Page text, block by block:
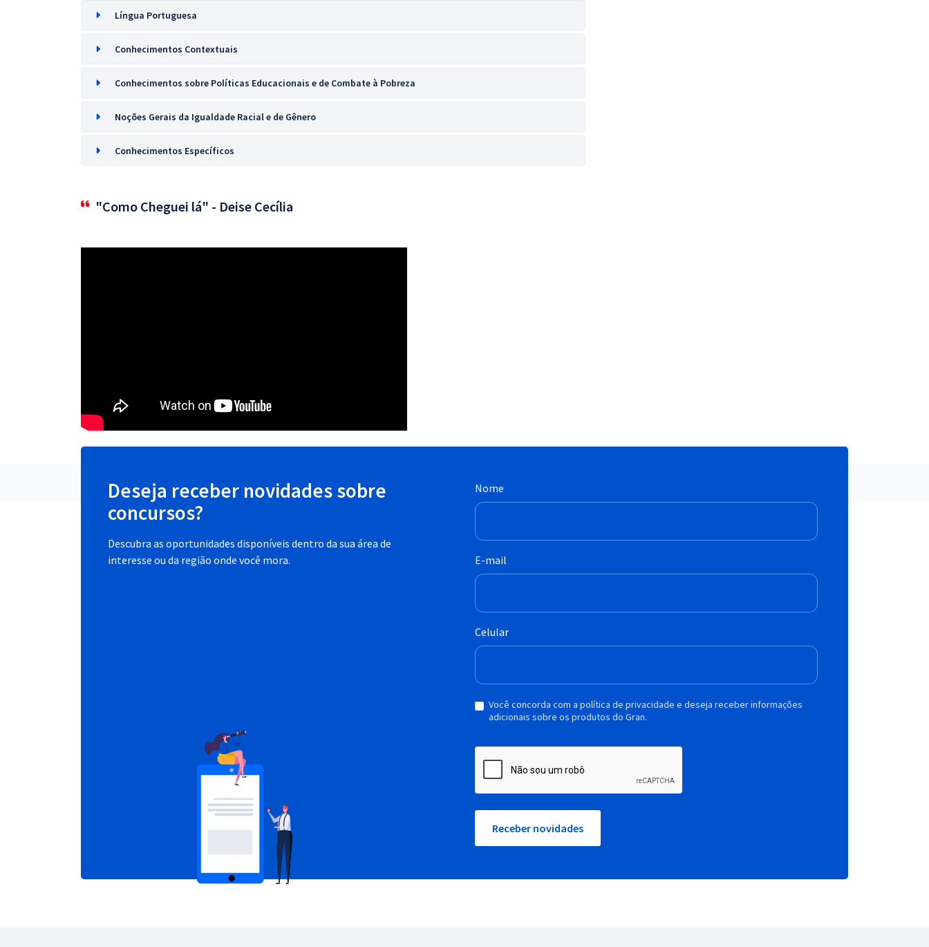
Língua Portuguesa
Conhecimentos Contextuais
Conhecimentos sobre Políticas Educacionais e de Combate à Pobreza
Noções Gerais da Igualdade Racial e de Gênero
Conhecimentos Específicos
"Como Cheguei lá" - Deise Cecília
Deseja receber novidades sobre
concursos?
Descubra as oportunidades disponíveis dentro da sua área de
interesse ou da região onde você mora.
Nome
E-mail
Celular
Você concorda com a política de privacidade e deseja receber informações
adicionais sobre os produtos do Gran.
Receber novidades